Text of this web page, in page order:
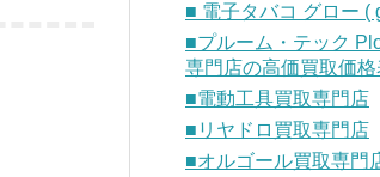
■ 電子タバコ グロー (
■プルーム・テック
専門店の高価買取価格
■電動工具買取専門店
■リヤドロ買取専門店
■オルゴール買取専門